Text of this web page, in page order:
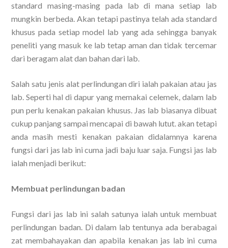
standard masing-masing pada lab di mana setiap lab
mungkin berbeda. Akan tetapi pastinya telah ada standard
khusus pada setiap model lab yang ada sehingga banyak
peneliti yang masuk ke lab tetap aman dan tidak tercemar
dari beragam alat dan bahan dari lab.
Salah satu jenis alat perlindungan diri ialah pakaian atau jas
lab. Seperti hal di dapur yang memakai celemek, dalam lab
pun perlu kenakan pakaian khusus. Jas lab biasanya dibuat
cukup panjang sampai mencapai di bawah lutut. akan tetapi
anda masih mesti kenakan pakaian didalamnya karena
fungsi dari jas lab ini cuma jadi baju luar saja. Fungsi jas lab
ialah menjadi berikut:
Membuat perlindungan badan
Fungsi dari jas lab ini salah satunya ialah untuk membuat
perlindungan badan. Di dalam lab tentunya ada berabagai
zat membahayakan dan apabila kenakan jas lab ini cuma